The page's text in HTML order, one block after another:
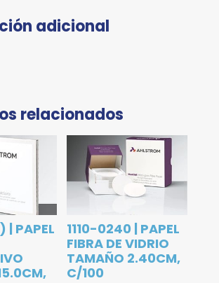
adicional
relacionados
PAPEL
1110-0240 | PAPEL
FIBRA DE VIDRIO
TAMAÑO 2.40CM,
C/100